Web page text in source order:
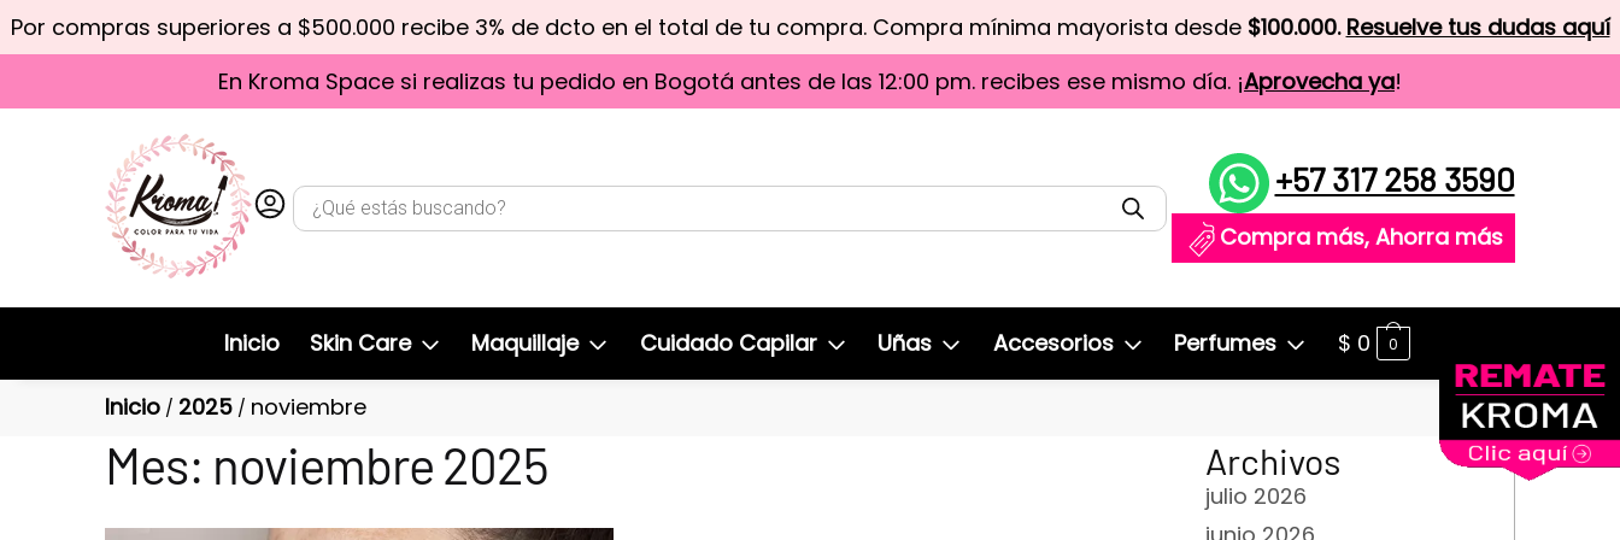
Por compras superiores a $500.000 recibe 3% de dcto en el total de tu compra. Compra mínima mayorista desde $100.000. Resuelve tus dudas aquí
En Kroma Space si realizas tu pedido en Bogotá antes de las 12:00 pm. recibes ese mismo día. ¡Aprovecha ya!
+57 317 258 3590
Compra más, Ahorra más
Inicio Skin Care Maquillaje Cuidado Capilar Uñas Accesorios Perfumes $ 0 0
Inicio / 2025 / noviembre
Mes: noviembre 2025 Archivos
julio 2026